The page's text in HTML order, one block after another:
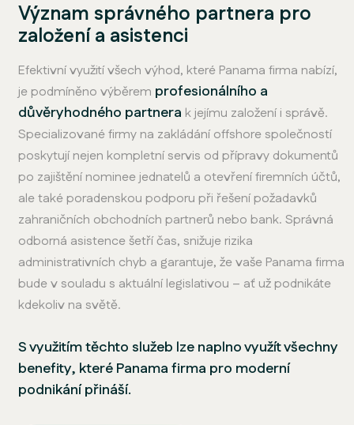
Význam správného partnera pro
založení a asistenci
Efektivní využití všech výhod, které Panama firma nabízí,
je podmíněno výběrem profesionálního a
důvěryhodného partnera k jejímu založení i správě.
Specializované firmy na zakládání offshore společností
poskytují nejen kompletní servis od přípravy dokumentů
po zajištění nominee jednatelů a otevření firemních účtů,
ale také poradenskou podporu při řešení požadavků
zahraničních obchodních partnerů nebo bank. Správná
odborná asistence šetří čas, snižuje rizika
administrativních chyb a garantuje, že vaše Panama firma
bude v souladu s aktuální legislativou – ať už podnikáte
kdekoliv na světě.
S využitím těchto služeb lze naplno využít všechny
benefity, které Panama firma pro moderní
podnikání přináší.